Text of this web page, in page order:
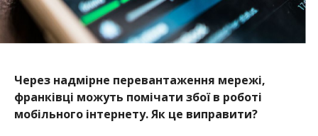
Через надмірне перевантаження мережі,
франківці можуть помічати збої в роботі
мобільного інтернету. Як це виправити?